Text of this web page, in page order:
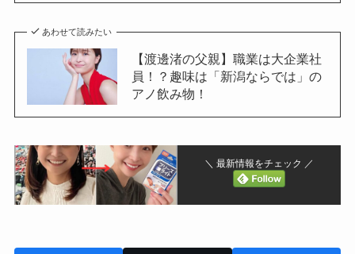
あわせて読みたい
【渡邊渚の父親】職業は大企業社
員！？趣味は「新潟ならでは」の
アノ飲み物！
＼ 最新情報をチェック ／